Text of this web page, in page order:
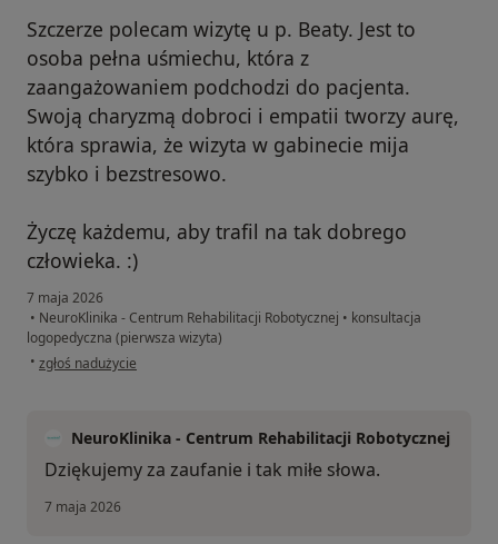
Szczerze polecam wizytę u p. Beaty. Jest to
osoba pełna uśmiechu, która z
zaangażowaniem podchodzi do pacjenta.
Swoją charyzmą dobroci i empatii tworzy aurę,
która sprawia, że wizyta w gabinecie mija
szybko i bezstresowo.
Życzę każdemu, aby trafil na tak dobrego
człowieka. :)
7 maja 2026
• NeuroKlinika - Centrum Rehabilitacji Robotycznej • konsultacja
logopedyczna (pierwsza wizyta)
• w opinii użytkownika Aleksander
zgłoś nadużycie
NeuroKlinika - Centrum Rehabilitacji Robotycznej
Dziękujemy za zaufanie i tak miłe słowa.
7 maja 2026